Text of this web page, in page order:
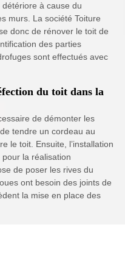
détériore à cause du
murs. La société Toiture
donc de rénover le toit de
des parties
sont effectués avec
du toit dans la
de démonter les
tendre un cordeau au
le toit. Ensuite, l’installation
pour la réalisation
de poser les rives du
ont besoin des joints de
la mise en place des